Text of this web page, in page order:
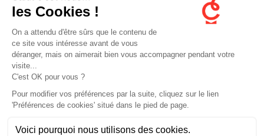
ABOUT US